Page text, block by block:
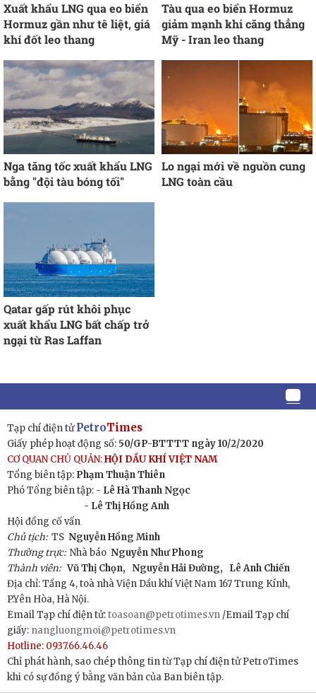
Xuất khẩu LNG qua eo biển
Hormuz gần như tê liệt, giá
khí đốt leo thang
Tàu qua eo biển Hormuz
giảm mạnh khi căng thẳng
Mỹ - Iran leo thang
Nga tăng tốc xuất khẩu LNG
bằng "đội tàu bóng tối"
Lo ngại mới về nguồn cung
LNG toàn cầu
Qatar gấp rút khôi phục
xuất khẩu LNG bất chấp trở
ngại từ Ras Laffan
Tạp chí điện tửPetroTimes
Giấy phép hoạt động số: 50/GP-BTTTT ngày 10/2/2020
CƠ QUAN CHỦ QUẢN:HỘI DẦU KHÍ VIỆT NAM
Tổng biên tập: Phạm Thuận Thiên
Phó Tổng biên tập: - Lê Hà Thanh Ngọc
- Lê Thị Hồng Anh
Hội đồng cố vấn
Chủ tịch:TS Nguyễn Hồng Minh
Thường trực: Nhà báo Nguyễn Như Phong
Thành viên: Vũ Thị Chọn, Nguyễn Hải Đường,
Lê Anh Chiến
Địa chỉ: Tầng 4, toà nhà Viện Dầu khí Việt Nam 167 Trung Kính,
P.Yên Hòa, Hà Nội.
Email Tạp chí điện tử:toasoan@petrotimes.vn /Email Tạp chí
giấy: nangluongmoi@petrotimes.vn
Hotline: 0937.66.46.46
Chỉ phát hành, sao chép thông tin từ Tạp chí điện tử PetroTimes
khi có sự đồng ý bằng văn bản của Ban biên tập.